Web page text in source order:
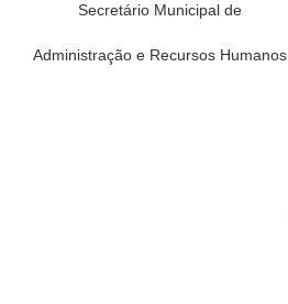
Secretário Municipal de
Administração e Recursos Humanos